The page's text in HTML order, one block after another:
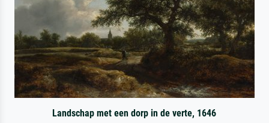
Landschap met een dorp in de verte, 1646